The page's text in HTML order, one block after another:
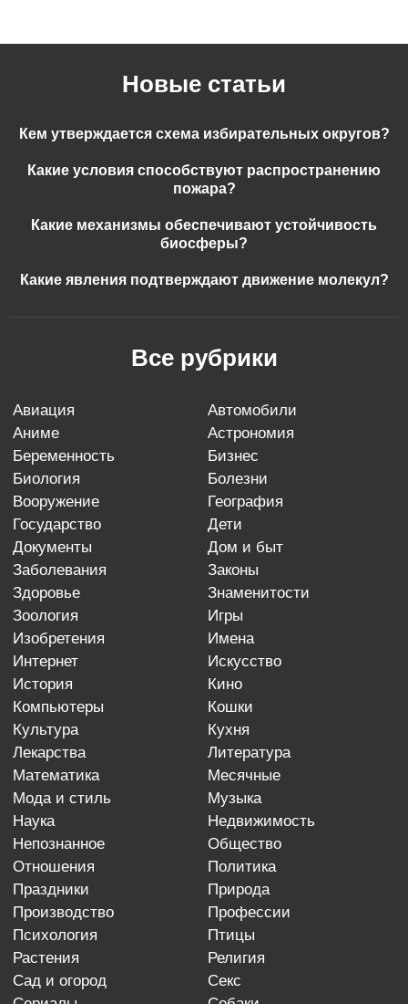
Новые статьи
Кем утверждается схема избирательных округов?
Какие условия способствуют распространению
пожара?
Какие механизмы обеспечивают устойчивость
биосферы?
Какие явления подтверждают движение молекул?
Все рубрики
авиация
автомобили
аниме
астрономия
беременность
бизнес
биология
болезни
вооружение
география
государство
дети
документы
дом и быт
заболевания
законы
здоровье
знаменитости
зоология
игры
изобретения
имена
интернет
искусство
история
кино
компьютеры
кошки
культура
кухня
лекарства
литература
математика
месячные
мода и стиль
музыка
наука
недвижимость
непознанное
общество
отношения
политика
праздники
природа
производство
профессии
психология
птицы
растения
религия
сад и огород
секс